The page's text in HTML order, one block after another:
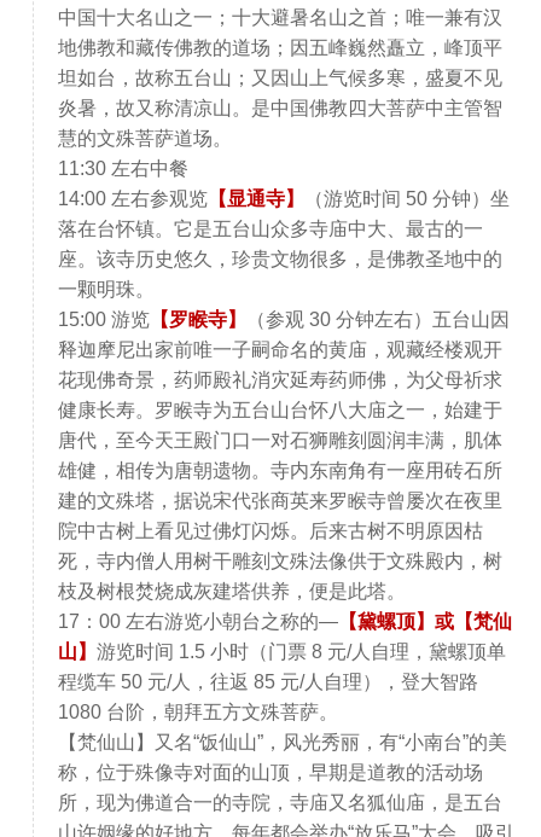
中国十大名山之一；十大避暑名山之首；唯一兼有汉
地佛教和藏传佛教的道场；因五峰巍然矗立，峰顶平
坦如台，故称五台山；又因山上气候多寒，盛夏不见
炎暑，故又称清凉山。是中国佛教四大菩萨中主管智
慧的文殊菩萨道场。
11:30 左右中餐
14:00 左右参观览【显通寺】
（游览时间 50 分钟）坐
落在台怀镇。它是五台山众多寺庙中大、最古的一
座。该寺历史悠久，珍贵文物很多，是佛教圣地中的
一颗明珠。
15:00 游览【罗睺寺】
（参观 30 分钟左右）五台山因
释迦摩尼出家前唯一子嗣命名的黄庙，观藏经楼观开
花现佛奇景，药师殿礼消灾延寿药师佛，为父母祈求
健康长寿。罗睺寺为五台山台怀八大庙之一，始建于
唐代，至今天王殿门口一对石狮雕刻圆润丰满，肌体
雄健，相传为唐朝遗物。寺内东南角有一座用砖石所
建的文殊塔，据说宋代张商英来罗睺寺曾屡次在夜里
院中古树上看见过佛灯闪烁。后来古树不明原因枯
死，寺内僧人用树干雕刻文殊法像供于文殊殿内，树
枝及树根焚烧成灰建塔供养，便是此塔。
17：00 左右游览小朝台之称的—【黛螺顶】或【梵仙
山】 游览时间 1.5 小时（门票 8 元/人自理，黛螺顶单
程缆车 50 元/人，往返 85 元/人自理），登大智路
1080 台阶，朝拜五方文殊菩萨。
【梵仙山】又名“饭仙山”，风光秀丽，有“小南台”的美
称，位于殊像寺对面的山顶，早期是道教的活动场
所，现为佛道合一的寺院，寺庙又名狐仙庙，是五台
山许姻缘的好地方，每年都会举办“放乐马”大会，吸引